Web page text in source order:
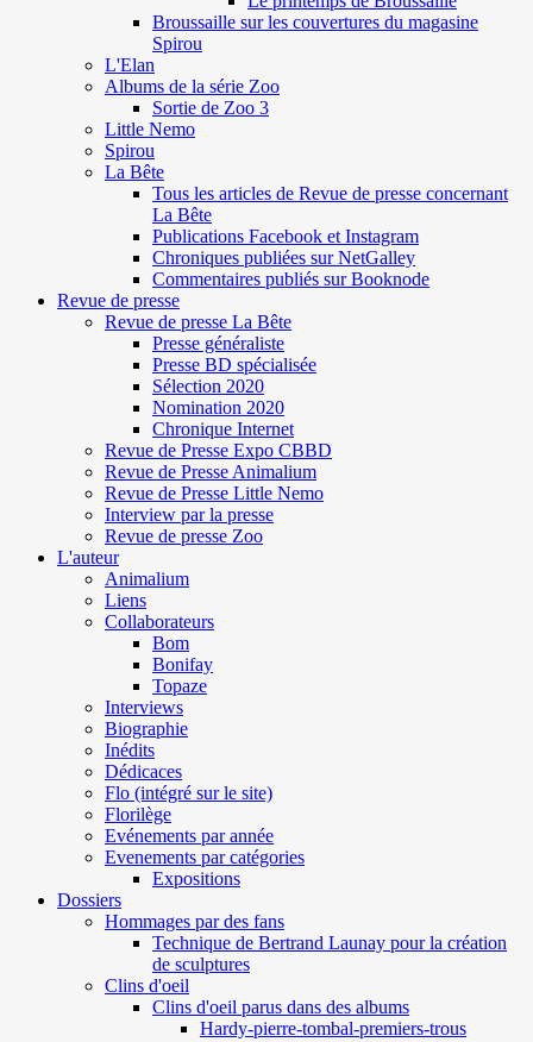
Broussaille sur les couvertures du magasine
Spirou
L'Elan
Albums de la série Zoo
Sortie de Zoo 3
Little Nemo
Spirou
La Bête
Tous les articles de Revue de presse concernant
La Bête
Publications Facebook et Instagram
Chroniques publiées sur NetGalley
Commentaires publiés sur Booknode
Revue de presse
Revue de presse La Bête
Presse généraliste
Presse BD spécialisée
Sélection 2020
Nomination 2020
Chronique Internet
Revue de Presse Expo CBBD
Revue de Presse Animalium
Revue de Presse Little Nemo
Interview par la presse
Revue de presse Zoo
L'auteur
Animalium
Liens
Collaborateurs
Bom
Bonifay
Topaze
Interviews
Biographie
Inédits
Dédicaces
Flo (intégré sur le site)
Florilège
Evénements par année
Evenements par catégories
Expositions
Dossiers
Hommages par des fans
Technique de Bertrand Launay pour la création
de sculptures
Clins d'oeil
Clins d'oeil parus dans des albums
Hardy-pierre-tombal-premiers-trous